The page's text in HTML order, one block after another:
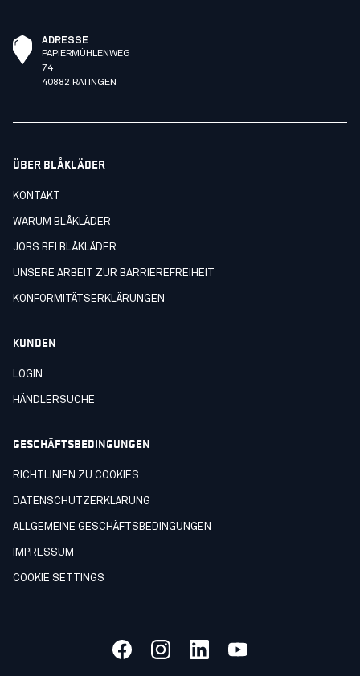
ADRESSE
PAPIERMÜHLENWEG
74
40882 RATINGEN
ÜBER BLÅKLÄDER
KONTAKT
WARUM BLÅKLÄDER
JOBS BEI BLÅKLÄDER
UNSERE ARBEIT ZUR BARRIEREFREIHEIT
KONFORMITÄTSERKLÄRUNGEN
KUNDEN
LOGIN
HÄNDLERSUCHE
GESCHÄFTSBEDINGUNGEN
RICHTLINIEN ZU COOKIES
DATENSCHUTZERKLÄRUNG
ALLGEMEINE GESCHÄFTSBEDINGUNGEN
IMPRESSUM
COOKIE SETTINGS